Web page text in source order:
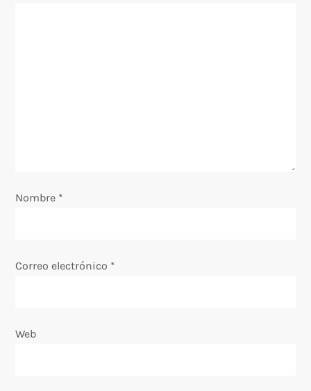
n
r
Nombre *
Correo electrónico *
Web